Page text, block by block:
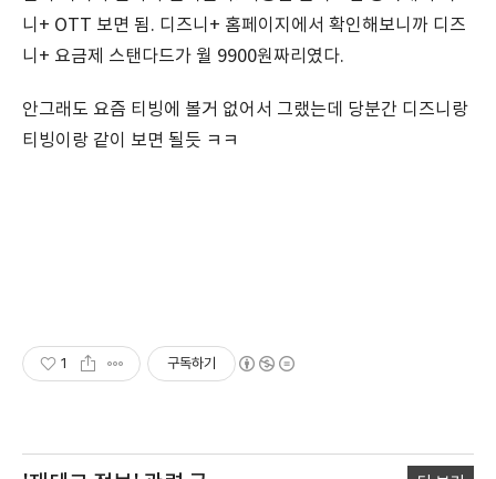
니+ OTT 보면 됨. 디즈니+ 홈페이지에서 확인해보니까 디즈
니+ 요금제 스탠다드가 월 9900원짜리였다.
안그래도 요즘 티빙에 볼거 없어서 그랬는데 당분간 디즈니랑
티빙이랑 같이 보면 될듯 ㅋㅋ
1 구독하기